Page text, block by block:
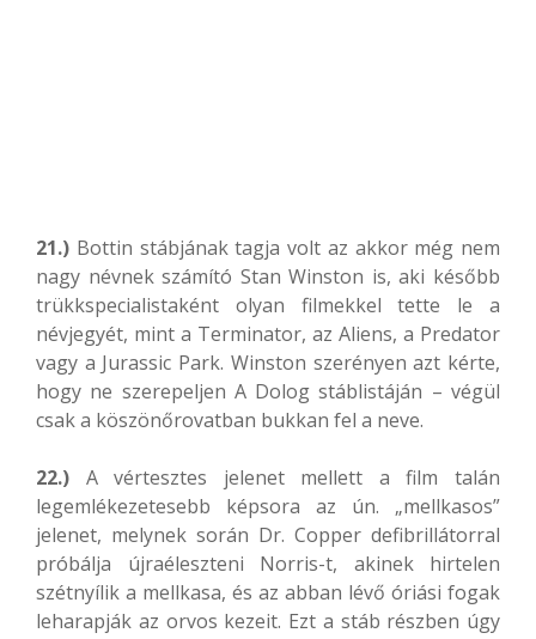
21.) Bottin stábjának tagja volt az akkor még nem
nagy névnek számító Stan Winston is, aki később
trükkspecialistaként olyan filmekkel tette le a
névjegyét, mint a Terminator, az Aliens, a Predator
vagy a Jurassic Park. Winston szerényen azt kérte,
hogy ne szerepeljen A Dolog stáblistáján – végül
csak a köszönőrovatban bukkan fel a neve.
22.) A vértesztes jelenet mellett a film talán
legemlékezetesebb képsora az ún. „mellkasos”
jelenet, melynek során Dr. Copper defibrillátorral
próbálja újraéleszteni Norris-t, akinek hirtelen
szétnyílik a mellkasa, és az abban lévő óriási fogak
leharapják az orvos kezeit. Ezt a stáb részben úgy